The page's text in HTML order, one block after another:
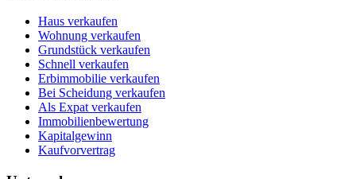
Haus verkaufen
Wohnung verkaufen
Grundstück verkaufen
Schnell verkaufen
Erbimmobilie verkaufen
Bei Scheidung verkaufen
Als Expat verkaufen
Immobilienbewertung
Kapitalgewinn
Kaufvorvertrag